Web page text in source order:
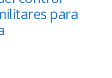
para